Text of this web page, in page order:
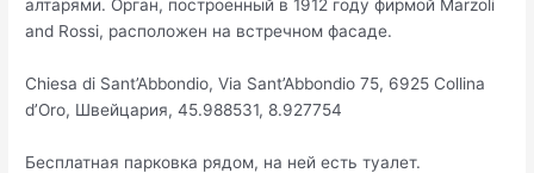
алтарями. Орган, построенный в 1912 году фирмой Marzoli
and Rossi, расположен на встречном фасаде.
Chiesa di Sant’Abbondio, Via Sant’Abbondio 75, 6925 Collina
d’Oro, Швейцария, 45.988531, 8.927754
Бесплатная парковка рядом, на ней есть туалет.